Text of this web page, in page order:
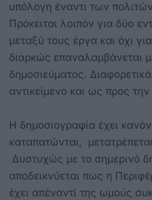
υπόλογη έναντι των
Πρόκειται λοιπόν για δύο
μεταξύ τους έργα και όχι
διαρκώς επαναλαμβάνεται
δημοσιεύματος.
αντικείμενο και ως προς
Η δημοσιογραφία έχει
καταπατώνται,
Δυστυχώς με το σημερινό
αποδεικνύεται πως η
έχει απέναντί της ωμούς